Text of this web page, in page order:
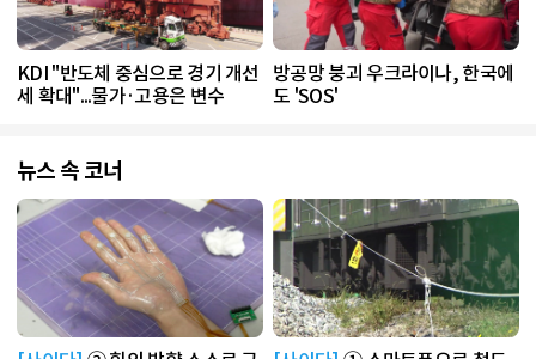
KDI "반도체 중심으로 경기 개선
세 확대"...물가·고용은 변수
방공망 붕괴 우크라이나, 한국에
도 'SOS'
뉴스 속 코너